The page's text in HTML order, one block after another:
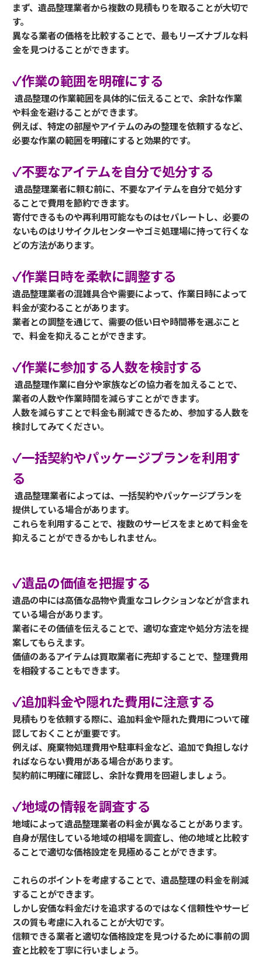
まず、遺品整理業者から複数の見積もりを取ることが大切で
す。
異なる業者の価格を比較することで、最もリーズナブルな料
金を見つけることができます。
✓作業の範囲を明確にする
遺品整理の作業範囲を具体的に伝えることで、余計な作業
や料金を避けることができます。
例えば、特定の部屋やアイテムのみの整理を依頼するなど、
必要な作業の範囲を明確にすると効果的です。
✓不要なアイテムを自分で処分する
遺品整理業者に頼む前に、不要なアイテムを自分で処分す
ることで費用を節約できます。
寄付できるものや再利用可能なものはセパレートし、必要の
ないものはリサイクルセンターやゴミ処理場に持って行くな
どの方法があります。
✓作業日時を柔軟に調整する
遺品整理業者の混雑具合や需要によって、作業日時によって
料金が変わることがあります。
業者との調整を通じて、需要の低い日や時間帯を選ぶこと
で、料金を抑えることができます。
✓作業に参加する人数を検討する
遺品整理作業に自分や家族などの協力者を加えることで、
業者の人数や作業時間を減らすことができます。
人数を減らすことで料金も削減できるため、参加する人数を
検討してみてください。
✓一括契約やパッケージプランを利用す
る
遺品整理業者によっては、一括契約やパッケージプランを
提供している場合があります。
これらを利用することで、複数のサービスをまとめて料金を
抑えることができるかもしれません。
✓遺品の価値を把握する
遺品の中には高価な品物や貴重なコレクションなどが含まれ
ている場合があります。
業者にその価値を伝えることで、適切な査定や処分方法を提
案してもらえます。
価値のあるアイテムは買取業者に売却することで、整理費用
を相殺することもできます。
✓追加料金や隠れた費用に注意する
見積もりを依頼する際に、追加料金や隠れた費用について確
認しておくことが重要です。
例えば、廃棄物処理費用や駐車料金など、追加で負担しなけ
ればならない費用がある場合があります。
契約前に明確に確認し、余計な費用を回避しましょう。
✓地域の情報を調査する
地域によって遺品整理業者の料金が異なることがあります。
自身が居住している地域の相場を調査し、他の地域と比較す
ることで適切な価格設定を見極めることができます。
これらのポイントを考慮することで、遺品整理の料金を削減
することができます。
しかし安価な料金だけを追求するのではなく信頼性やサービ
スの質も考慮に入れることが大切です。
信頼できる業者と適切な価格設定を見つけるために事前の調
査と比較を丁寧に行いましょう。